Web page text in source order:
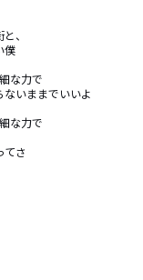
、
僕
な力で
いままでいいよ
な力で
てさ